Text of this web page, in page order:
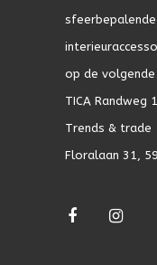
op de volgende
TICA Randweg
Trends & trade
Floralaan 31,